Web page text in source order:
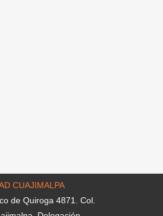
CUAJIMALPA
de Quiroga 4871. Col.